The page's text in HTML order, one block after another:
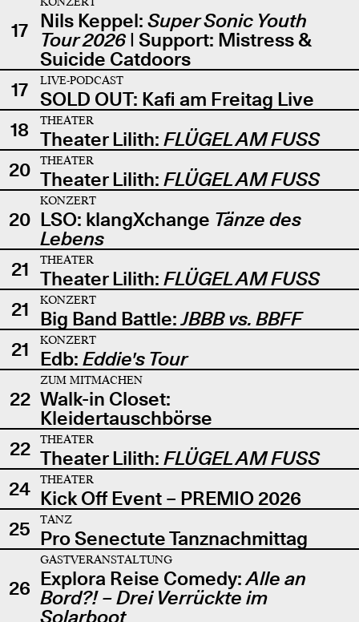
17 Nils Keppel: Super Sonic Youth
Tour 2026| Support: Mistress &
Suicide Catdoors
17
LIVE-PODCAST
SOLD OUT: Kafi am Freitag Live
18
THEATER
Theater Lilith: FLÜGEL AM FUSS
20
THEATER
Theater Lilith: FLÜGEL AM FUSS
20
KONZERT
LSO: klangXchange Tänze des
Lebens
21
THEATER
Theater Lilith: FLÜGEL AM FUSS
21
KONZERT
Big Band Battle:JBBB vs. BBFF
21
KONZERT
Edb: Eddie's Tour
22
ZUM MITMACHEN
Walk-in Closet:
Kleidertauschbörse
22
THEATER
Theater Lilith: FLÜGEL AM FUSS
24
THEATER
Kick Off Event – PREMIO 2026
25
TANZ
Pro Senectute Tanznachmittag
26
GASTVERANSTALTUNG
Explora Reise Comedy:Alle an
Bord?! – Drei Verrückte im
Solarboot